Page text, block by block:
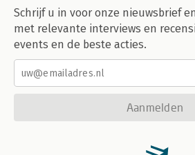
Schrijf u in voor onze nieuwsbrief
met relevante interviews en
events en de beste acties.
Aanmelden